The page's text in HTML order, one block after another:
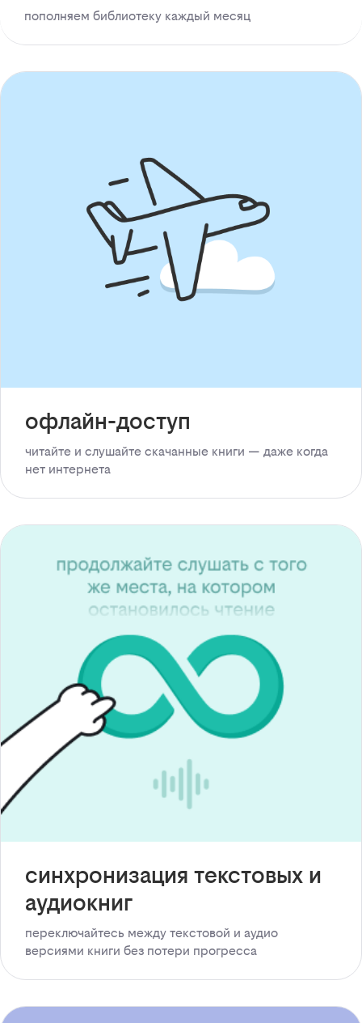
пополняем библиотеку каждый месяц
офлайн-доступ
читайте и слушайте скачанные книги — даже когда
нет интернета
синхронизация текстовых и
аудиокниг
переключайтесь между текстовой и аудио
версиями книги без потери прогресса